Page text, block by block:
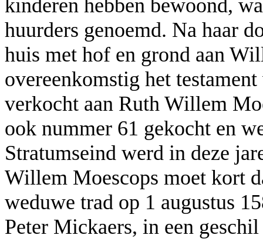
kinderen hebben bewoond,
huurders genoemd. Na haar
huis met hof en grond aan
overeenkomstig het
verkocht aan Ruth Willem
ook nummer 61 gekocht en
Stratumseind werd in deze
Willem Moescops moet kort
weduwe trad op 1 augustus
Peter Mickaers, in een